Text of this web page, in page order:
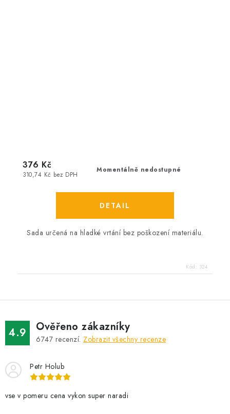
Momentálně nedostupné
310,74 Kč bez DPH
376 Kč
Sada určená na hladké vrtání bez poškození materiálu.
Kód: 324
4.9 Ověřeno zákazníky
6747 recenzí. Zobrazit všechny recenze
Petr Holub
vse v pomeru cena vykon super naradi